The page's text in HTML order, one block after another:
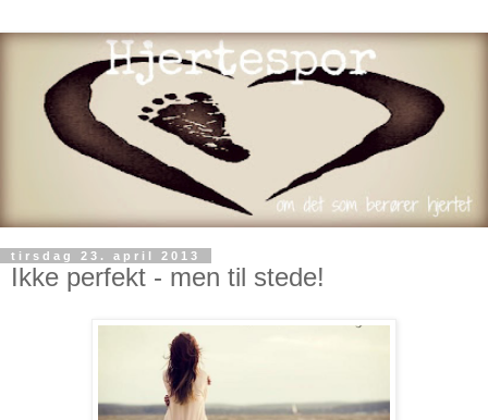
tirsdag 23. april 2013
Ikke perfekt - men til stede!